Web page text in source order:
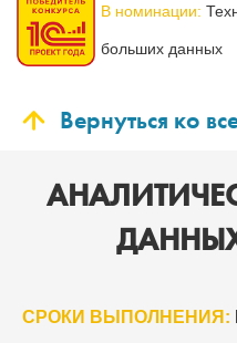
В номинации:
больших данных
Вернуться ко
СРОКИ ВЫПОЛНЕНИЯ: